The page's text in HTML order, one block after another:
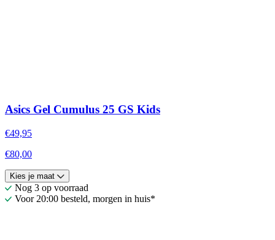
Asics Gel Cumulus 25 GS Kids
€49,95
€80,00
Kies je maat
Nog 3 op voorraad
Voor 20:00 besteld, morgen in huis*